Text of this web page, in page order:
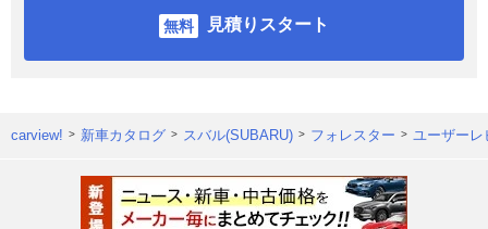
見積りスタート
carview! 新車カタログ スバル(SUBARU) フォレスター ユーザー